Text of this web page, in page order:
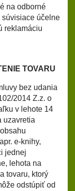
na odborné
súvisiace účelne
reklamáciu
TOVARU
bez udania
2014 Z.z. o
v lehote 14
uzavretia
e-knihy,
jednej
lehota na
tovaru, ktorý
odstúpiť od